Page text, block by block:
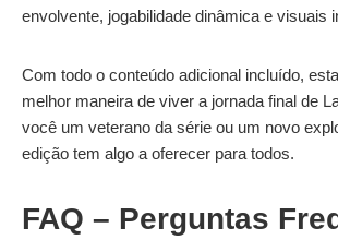
envolvente, jogabilidade dinâmica e visuais
Com todo o conteúdo adicional incluído,
melhor maneira de viver a jornada final de
você um veterano da série ou um novo
edição tem algo a oferecer para todos.
FAQ – Perguntas